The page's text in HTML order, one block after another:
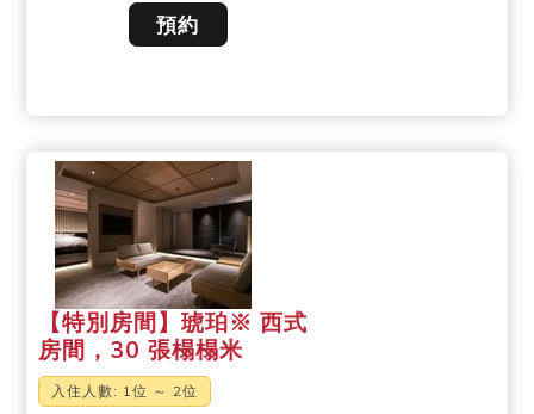
預約
【特別房間】琥珀※ 西式
房間，30 張榻榻米
入住人數: 1位 ～ 2位